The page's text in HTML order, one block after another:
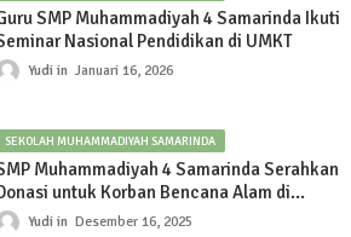
SMP Muhammadiyah 4 Samarinda Ikuti
Nasional Pendidikan di UMKT
Yudi Januari 16, 2026
SEKOLAH MUHAMMADIYAH SAMARINDA
Muhammadiyah 4 Samarinda Serahkan
untuk Korban Bencana Alam di
melalui Lazismu
Yudi Desember 16, 2025